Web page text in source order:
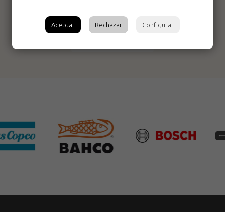
Paleta madrileña
5842-L Bellota
Aceptar Rechazar Configurar